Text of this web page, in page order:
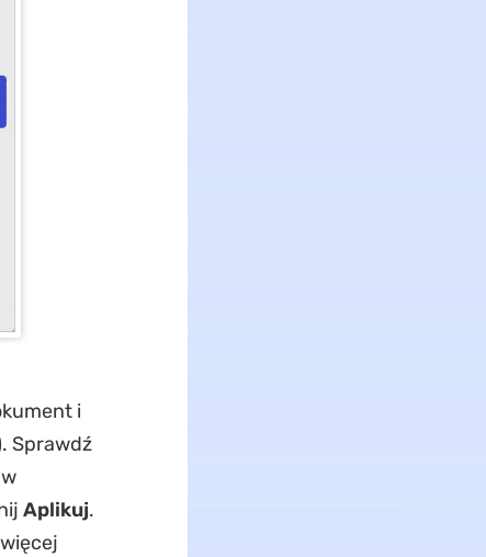
i
Sprawdź
Aplikuj.